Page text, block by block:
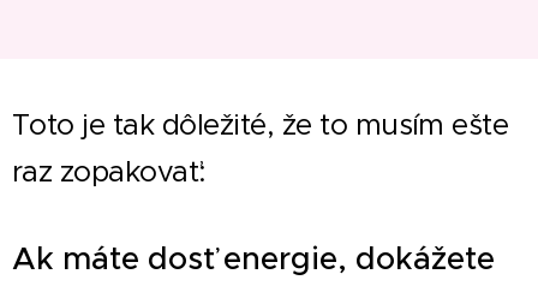
Toto je tak dôležité, že to musím ešte
raz zopakovať:
Ak máte dosť energie, dokážete